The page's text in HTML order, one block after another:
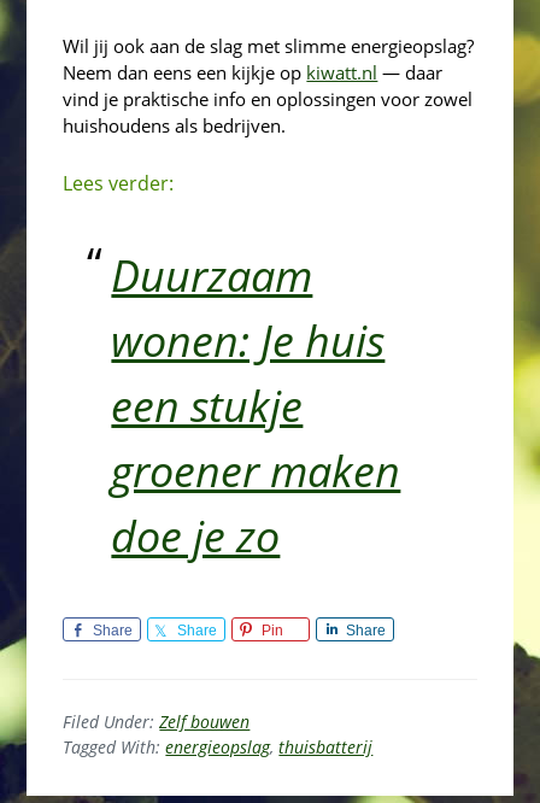
Wil jij ook aan de slag met slimme energieopslag?
Neem dan eens een kijkje op kiwatt.nl — daar
vind je praktische info en oplossingen voor zowel
huishoudens als bedrijven.
Lees verder:
Duurzaam
wonen: Je huis
een stukje
groener maken
doe je zo
Share Share Pin Share
Filed Under:Zelf bouwen
Tagged With:energieopslag,thuisbatterij